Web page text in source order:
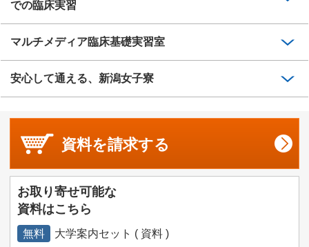
での臨床実習
マルチメディア臨床基礎実習室
安心して通える、新潟女子寮
資料を請求する
お取り寄せ可能な
資料はこちら
無料 大学案内セット ( 資料 )